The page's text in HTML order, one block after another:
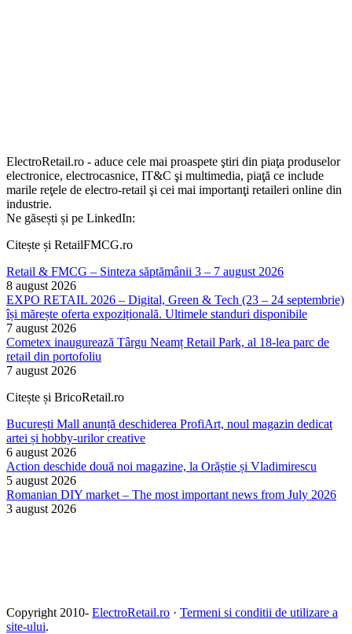
ElectroRetail.ro - aduce cele mai proaspete ştiri din piaţa produselor
electronice, electrocasnice, IT&C şi multimedia, piaţă ce include
marile reţele de electro-retail şi cei mai importanţi retaileri online din
industrie.
Ne găsești și pe LinkedIn:
Citește și RetailFMCG.ro
Retail & FMCG – Sinteza săptămânii 3 – 7 august 2026
8 august 2026
EXPO RETAIL 2026 – Digital, Green & Tech (23 – 24 septembrie)
își mărește oferta expozițională. Ultimele standuri disponibile
7 august 2026
Cometex inaugurează Târgu Neamț Retail Park, al 18-lea parc de
retail din portofoliu
7 august 2026
Citește și BricoRetail.ro
București Mall anunță deschiderea ProfiArt, noul magazin dedicat
artei și hobby-urilor creative
6 august 2026
Action deschide două noi magazine, la Orăștie și Vladimirescu
5 august 2026
Romanian DIY market – The most important news from July 2026
3 august 2026
Copyright 2010- ElectroRetail.ro · Termeni si conditii de utilizare a
site-ului.